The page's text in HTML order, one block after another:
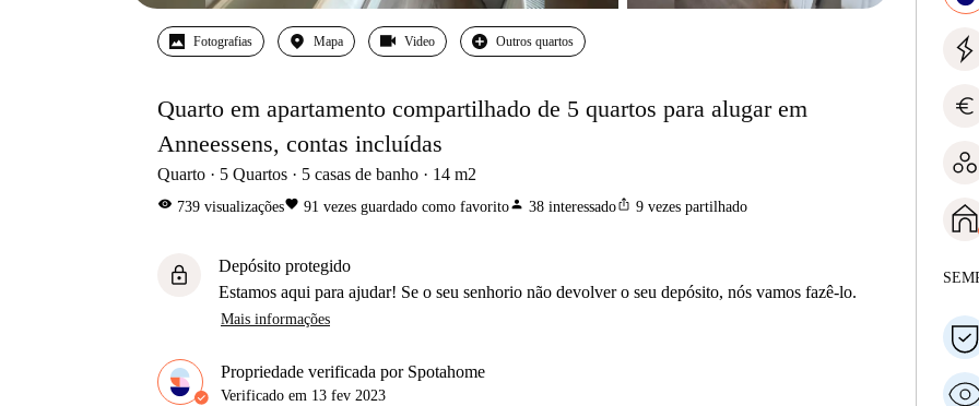
Fotografias Mapa Video Outros quartos
Quarto em apartamento compartilhado de 5 quartos para alugar em
Anneessens, contas incluídas
Quarto 5 Quartos 5 casas de banho 14 m2
visibility 739 visualizaçõesfavorite 91 vezes guardado como favoritoperson 38 interessadoios_share 9 vezes partilhado
lock
Depósito protegido
Estamos aqui para ajudar! Se o seu senhorio não devolver o seu depósito, nós vamos fazê-lo.
Mais informações
Propriedade verificada por Spotahome
Verificado em 13 fev 2023
euro